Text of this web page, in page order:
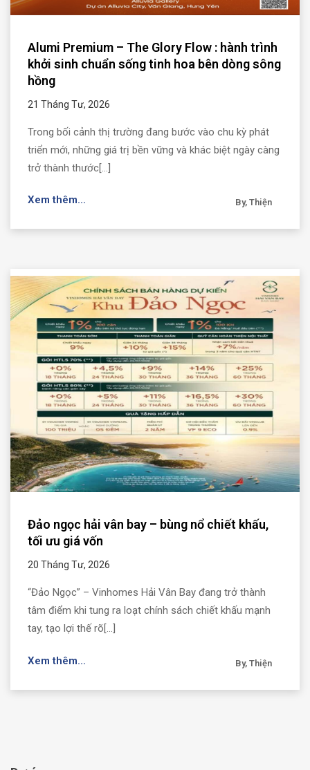
Alumi Premium – The Glory Flow : hành trình
khởi sinh chuẩn sống tinh hoa bên dòng sông
hồng
21 Tháng Tư, 2026
Trong bối cảnh thị trường đang bước vào chu kỳ phát
triển mới, những giá trị bền vững và khác biệt ngày càng
trở thành thước[...]
Xem thêm... By, Thiện
Đảo ngọc hải vân bay – bùng nổ chiết khấu,
tối ưu giá vốn
20 Tháng Tư, 2026
“Đảo Ngọc” – Vinhomes Hải Vân Bay đang trở thành
tâm điểm khi tung ra loạt chính sách chiết khấu mạnh
tay, tạo lợi thế rõ[...]
Xem thêm... By, Thiện